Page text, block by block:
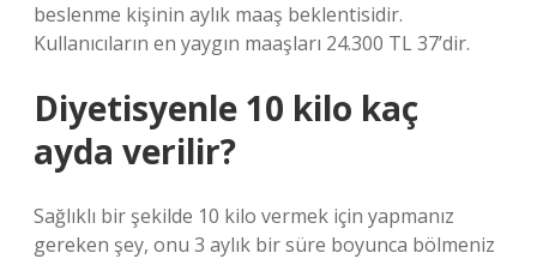
beslenme kişinin aylık maaş beklentisidir.
Kullanıcıların en yaygın maaşları 24.300 TL 37’dir.
Diyetisyenle 10 kilo kaç
ayda verilir?
Sağlıklı bir şekilde 10 kilo vermek için yapmanız
gereken şey, onu 3 aylık bir süre boyunca bölmeniz